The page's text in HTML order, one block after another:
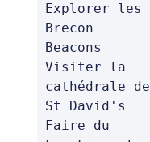
Explorer les
Brecon
Beacons
Visiter la
cathédrale de
St David's
Faire du